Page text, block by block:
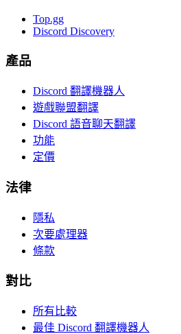
Top.gg
Discord Discovery
產品
Discord 翻譯機器人
遊戲聯盟翻譯
Discord 語音聊天翻譯
功能
定價
法律
隱私
次要處理器
條款
對比
所有比較
最佳 Discord 翻譯機器人